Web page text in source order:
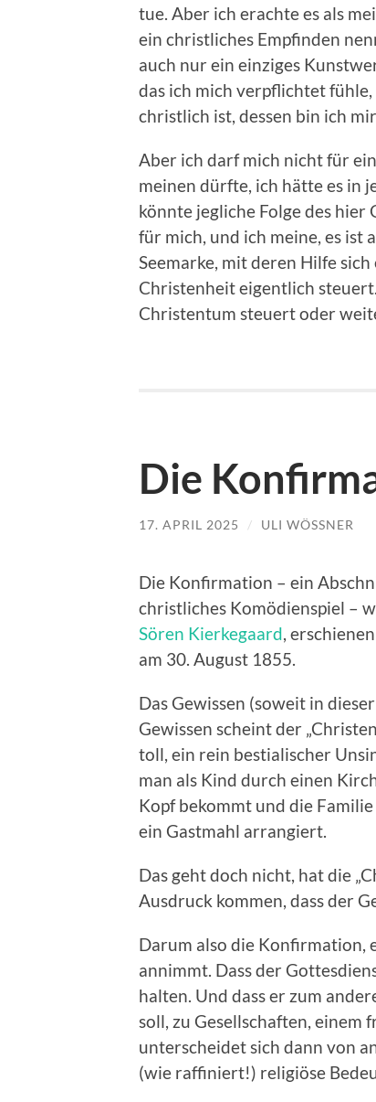
tue. Aber ich erachte es als
ein christliches Empfinden
auch nur ein einziges
das ich mich verpflichtet fühle,
christlich ist, dessen bin ich
Aber ich darf mich nicht für
meinen dürfte, ich hätte es in
könnte jegliche Folge des hier
für mich, und ich meine, es ist
Seemarke, mit deren Hilfe
Christenheit eigentlich
Christentum steuert oder
Die
17. APRIL 2025 / ULI WÖSSNER
Die Konfirmation – ein
christliches Komödienspiel –
Sören Kierkegaard,
am 30. August 1855.
Das Gewissen (soweit in
Gewissen scheint der
toll, ein rein bestialischer
man als Kind durch einen
Kopf bekommt und die
ein Gastmahl arrangiert.
Das geht doch nicht, hat die
Ausdruck kommen, dass der
Darum also die Konfirmation,
annimmt. Dass der
halten. Und dass er zum
soll, zu Gesellschaften, einem
unterscheidet sich dann von
(wie raffiniert!) religiöse